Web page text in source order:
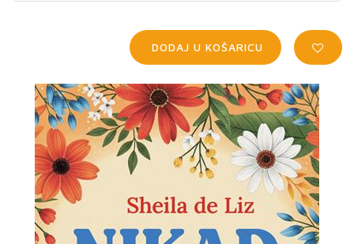
DODAJ U KOŠARICU